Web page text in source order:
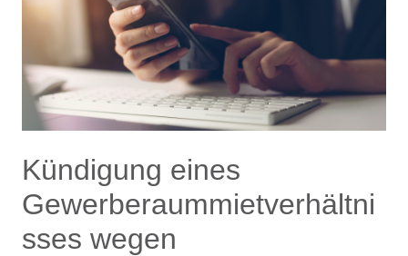
Kündigung eines
Gewerberaummietverhältni
sses wegen